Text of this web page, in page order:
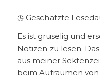
◷ Geschätzte
Es ist gruselig und
Notizen zu lesen.
aus meiner
beim Aufräumen